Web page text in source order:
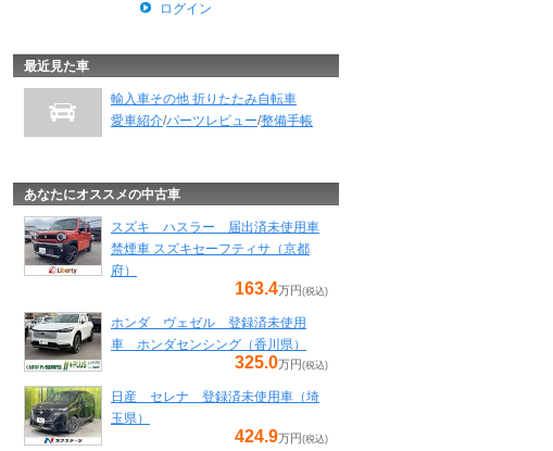
ログイン
最近見た車
輸入車その他 折りたたみ自転車
愛車紹介/パーツレビュー/整備手帳
あなたにオススメの中古車
スズキ ハスラー 届出済未使用車
禁煙車 スズキセーフティサ（京都
府）
163.4万円 (税込)
ホンダ ヴェゼル 登録済未使用
車 ホンダセンシング（香川県）
325.0万円 (税込)
日産 セレナ 登録済未使用車（埼
玉県）
424.9万円 (税込)